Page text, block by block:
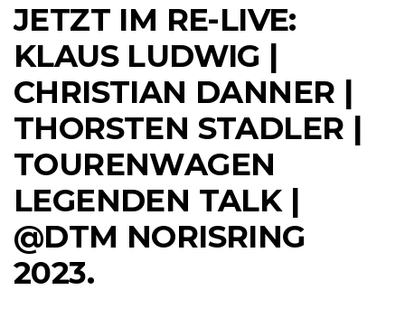
JETZT IM RE-LIVE:
KLAUS LUDWIG |
CHRISTIAN DANNER |
THORSTEN STADLER |
TOURENWAGEN
LEGENDEN TALK |
@DTM NORISRING
2023.